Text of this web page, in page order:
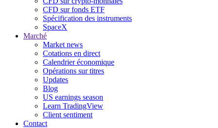
CFD sur fonds ETF
Spécification des instruments
SpaceX
Marché
Market news
Cotations en direct
Calendrier économique
Opérations sur titres
Updates
Blog
US earnings season
Learn TradingView
Client sentiment
Contact